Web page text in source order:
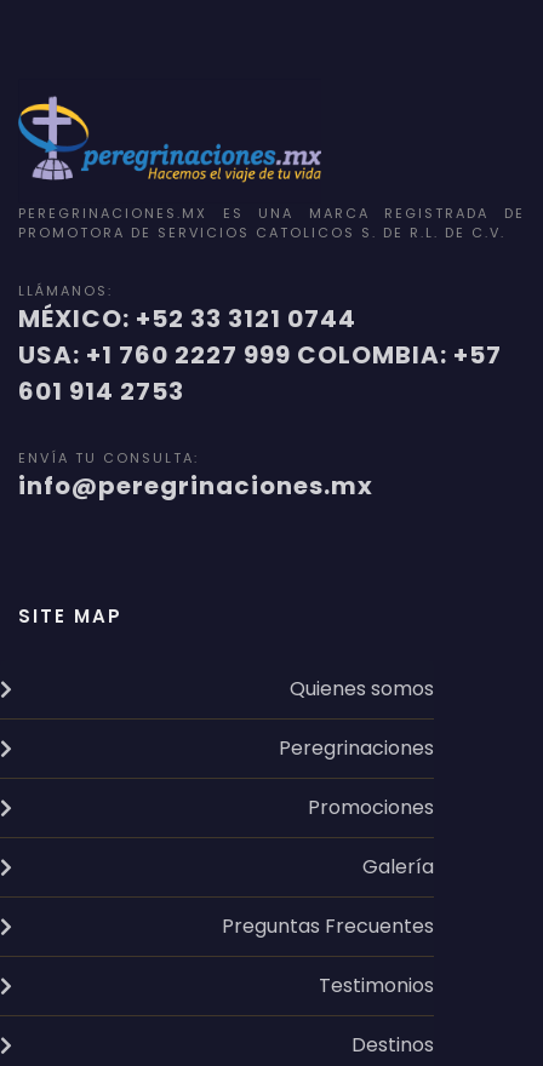
PEREGRINACIONES.MX ES UNA MARCA REGISTRADA DE
PROMOTORA DE SERVICIOS CATOLICOS S. DE R.L. DE C.V.
LLÁMANOS:
MÉXICO: +52 33 3121 0744
USA: +1 760 2227 999 COLOMBIA: +57
601 914 2753
ENVÍA TU CONSULTA:
info@peregrinaciones.mx
SITE MAP
Quienes somos
Peregrinaciones
Promociones
Galería
Preguntas Frecuentes
Testimonios
Destinos